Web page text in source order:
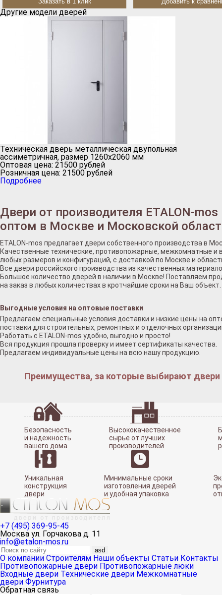
Другие модели дверей
Техническая дверь металлическая двупольная
ассиметричная, размер 1260х2060 мм
Оптовая цена: 21500 рублей
Розничная цена: 21500 рублей
Подробнее
Двери от производителя ETALON-mos
оптом в Москве и Московской
ETALON-mos предлагает двери собственного производства в
Качественные технические, противопожарные, межкомнатные и
любых размеров и конфигураций, с доставкой по Москве и
Все двери российского производства из качественных
Большое количество дверей в наличии в Москве! Поставляем
на заказ в любых количествах в кротчайшие сроки на Ваш объект.
Выгодные условия на оптовые поставки
Предлагаем специальные условия доставки и низкие цены на
поставки для строительных, ремонтных и отделочных
Работать с ETALON-mos удобно, выгодно и просто!
Вся продукция прошла проверку и имеет сертификаты качества.
Предлагаем индивидуальные цены на всю нашу продукцию.
Преимущества, за которые выбирают двери
Безопасность
и надежность
вашего дома
Высококачественное
сырье от лучших
производителей
Уникальная
конструкция
двери
Минимальные сроки
изготовления дверей
и удобная упаковка
+7 (495) 369-95-45
Москва ул. Горчакова д. 11
info@etalon-mos.ru
asd
О компании Строителям Наши объекты Статьи Контакты
Противопожарные двери Противопожарные люки
Входные двери Технические двери Межкомнатные
двери Фурнитура
Обратная связь